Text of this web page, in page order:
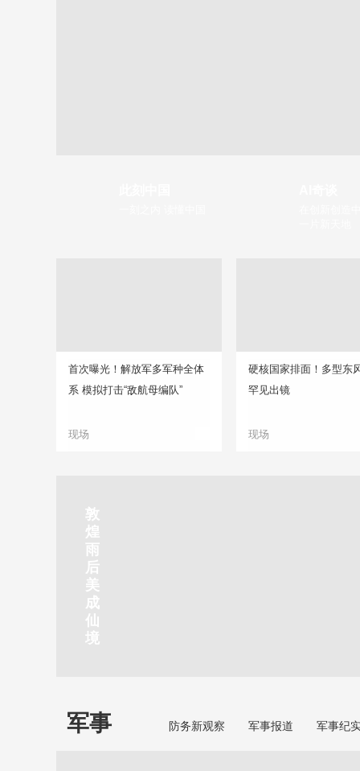
首次曝光！解放军多军种全体
系 模拟打击“敌航母编队”
现场
硬核国家排面！多型东
罕见出镜
现场
静赏京娘湖
京娘湖位于邯郸武安市口上村北，常年平均气温19摄氏度，夏
吉
林
市
北
山
公
园
云
探
古
北
水
镇
南
京
玄
武
湖
景
区
焦
作
红
石
峡
秦
皇
岛
金
梦
海
湾
剑
川
下
梅
岭
瀑
布
烟
雨
齐
云
山
敦
煌
雨
后
美
成
仙
境
军事 防务新观察 军事报道 军事纪